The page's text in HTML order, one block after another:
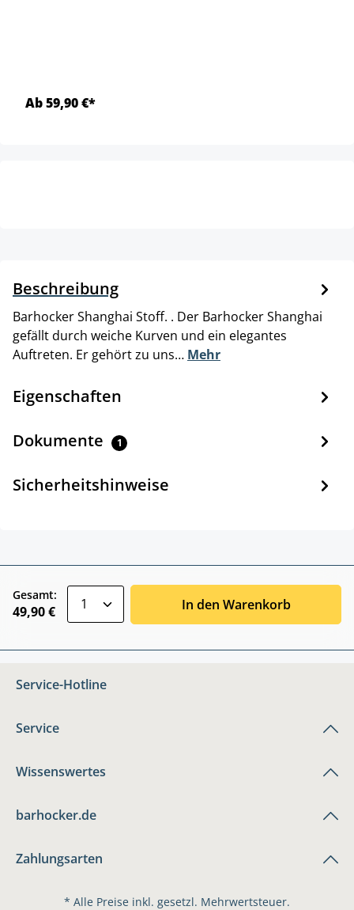
Ab 59,90 €*
Beschreibung
Barhocker Shanghai Stoff. . Der Barhocker Shanghai
gefällt durch weiche Kurven und ein elegantes
Auftreten. Er gehört zu uns… Mehr
Eigenschaften
Dokumente 1
Sicherheitshinweise
Gesamt:
49,90 € In den Warenkorb
Service-Hotline
Service
Wissenswertes
barhocker.de
Zahlungsarten
* Alle Preise inkl. gesetzl. Mehrwertsteuer.